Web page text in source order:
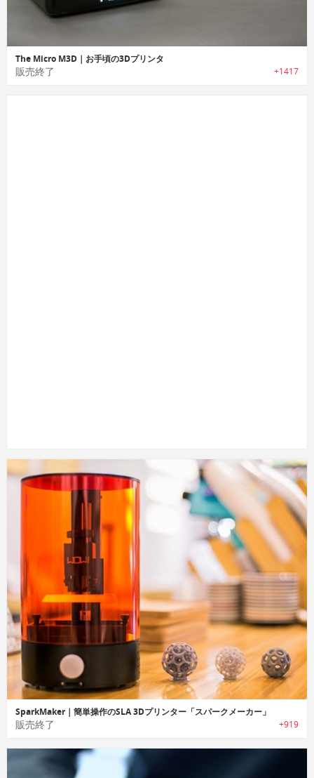
The Micro M3D｜お手頃の3Dプリンタ
販売終了 +1417
SparkMaker｜簡単操作のSLA 3Dプリンター「スパークメーカー」
販売終了 +919